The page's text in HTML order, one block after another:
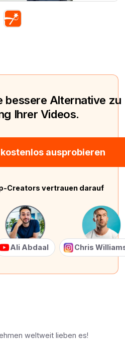
bessere Alternative zu
Ihrer Videos.
ausprobieren
Creators vertrauen darauf
Ali Abdaal Chris
weltweit lieben es!